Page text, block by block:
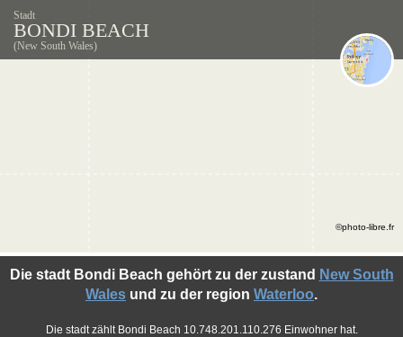
Stadt
BONDI BEACH
(New South Wales)
Die stadt Bondi Beach gehört zu der zustand New South
Wales und zu der region Waterloo.
Die stadt zählt Bondi Beach 10.748.201.110.276 Einwohner hat.
©photo-libre.fr